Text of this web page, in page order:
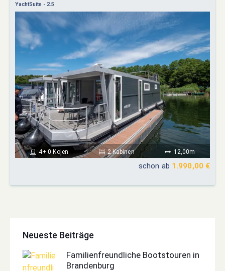
YachtSuite - 2.5
4+ 0 Kojen 2 Kabinen 12,00m
schon ab 1.990,00 €
Neueste Beiträge
Familienfreundliche Bootstouren in
Brandenburg